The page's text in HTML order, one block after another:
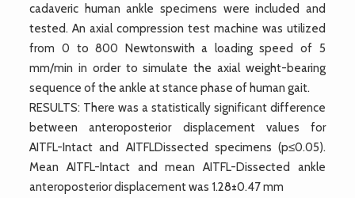
cadaveric human ankle specimens were included and
tested. An axial compression test machine was utilized
from 0 to 800 Newtonswith a loading speed of 5
mm/min in order to simulate the axial weight-bearing
sequence of the ankle at stance phase of human gait.
RESULTS: There was a statistically significant difference
between anteroposterior displacement values for
AITFL-Intact and AITFLDissected specimens (p≤0.05).
Mean AITFL-Intact and mean AITFL-Dissected ankle
anteroposterior displacement was 1.28±0.47 mm